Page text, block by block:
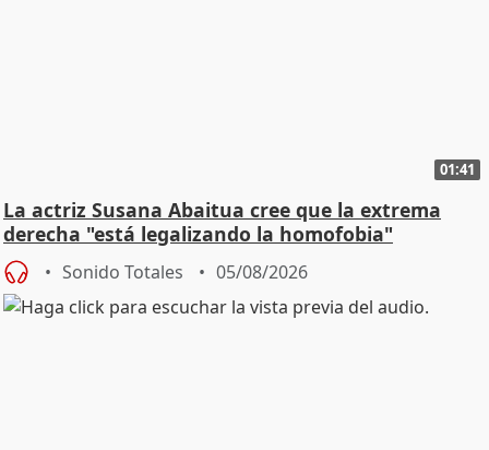
01:41
La actriz Susana Abaitua cree que la extrema
derecha "está legalizando la homofobia"
Sonido Totales 05/08/2026